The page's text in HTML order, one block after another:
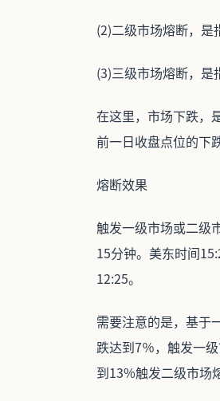
(2)二级市场熔断，是
(3)三级市场熔断，是
在这里，市场下跌，
前一日收盘点位的下
熔断效果
触发一级市场或二级
15分钟。美东时间
12:25。
需要注意的是，基于
跌达到7％，触发一
到13%触发二级市场